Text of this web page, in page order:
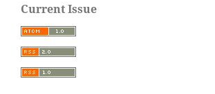
Current Issue